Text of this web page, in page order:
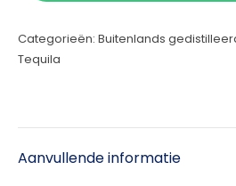
Categorieën: Buitenlands
Tequila
Aanvullende informatie